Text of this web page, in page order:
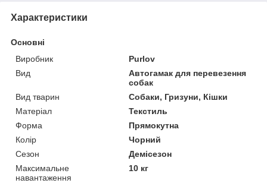
Характеристики
Основні
Виробник
Purlov
Вид
Автогамак для перевезення
собак
Вид тварин
Собаки, Гризуни, Кішки
Матеріал
Текстиль
Форма
Прямокутна
Колір
Чорний
Сезон
Демісезон
Максимальне
навантаження
10 кг